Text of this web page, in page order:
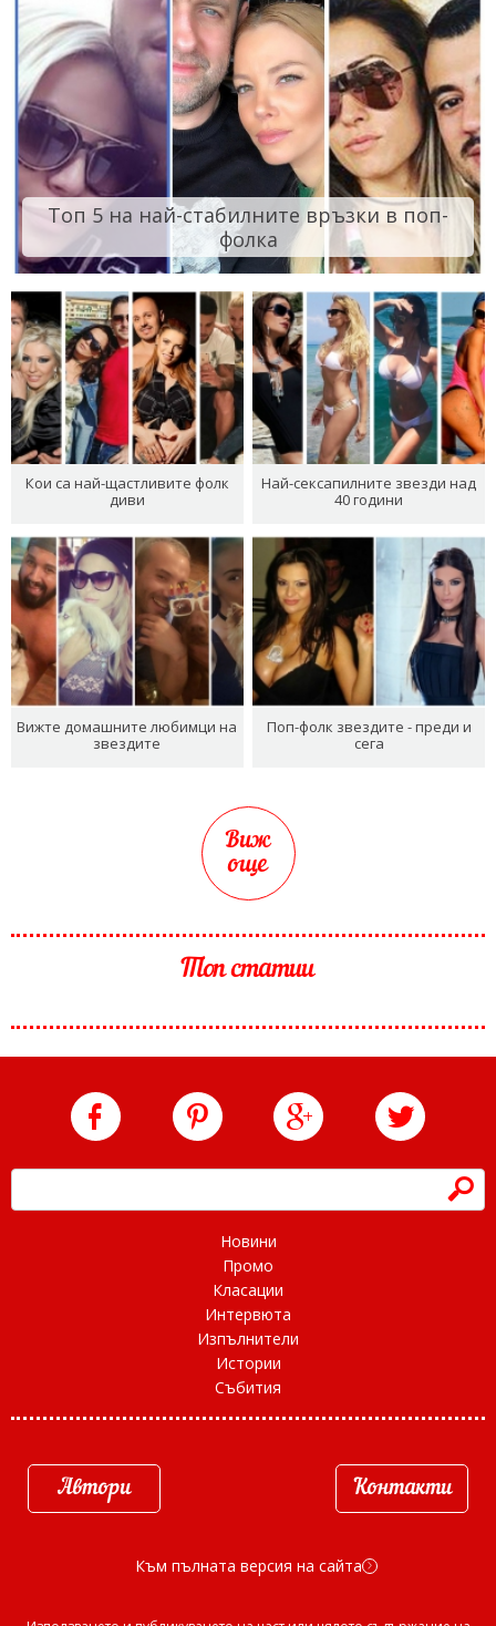
Топ 5 на най-стабилните връзки в поп-
фолка
Кои са най-щастливите фолк
диви
Най-сексапилните звезди над
40 години
Вижте домашните любимци на
звездите
Поп-фолк звездите - преди и
сега
Виж
още
Топ статии
h
Новини
Промо
Класации
Интервюта
Изпълнители
Истории
Събития
Автори Контакти
Към пълната версия на сайта d